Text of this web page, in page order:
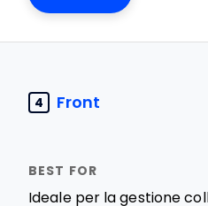
4 Front
Ideale per la gestione